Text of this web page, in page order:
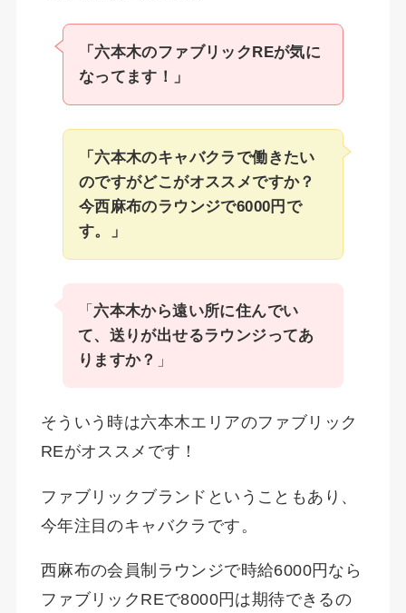
「六本木のファブリックREが気に
なってます！」
「六本木のキャバクラで働きたい
のですがどこがオススメですか？
今西麻布のラウンジで6000円で
す。」
「 六本木から遠い所に住んでい
て、送りが出せるラウンジってあ
りますか？ 」
そういう時は六本木エリアのファブリック
REがオススメです！
ファブリックブランドということもあり、
今年注目のキャバクラです。
西麻布の会員制ラウンジで時給6000円なら
ファブリックREで8000円は期待できるの